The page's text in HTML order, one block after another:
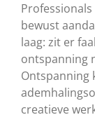
bewust
laag: zit er
ontspanning
Ontspanning
creatieve